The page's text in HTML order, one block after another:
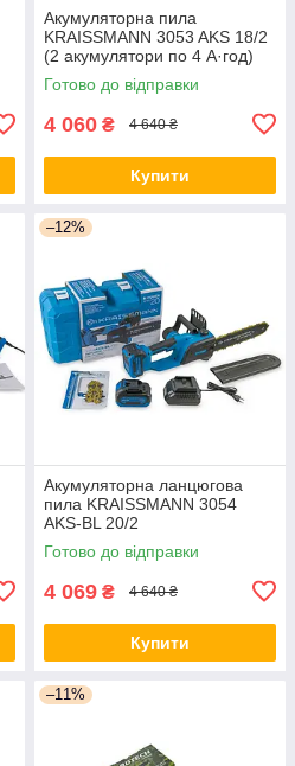
Акумуляторна пила
KRAISSMANN 3053 AKS 18/2
(2 акумулятори по 4 А·год)
Німеччина
Готово до відправки
4 060 ₴ 4 640 ₴
Купити
–12%
Акумуляторна ланцюгова
пила KRAISSMANN 3054
AKS-BL 20/2
Готово до відправки
4 069 ₴ 4 640 ₴
Купити
–11%